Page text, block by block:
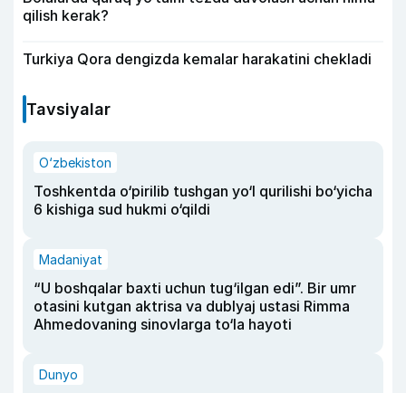
qilish kerak?
Turkiya Qora dengizda kemalar harakatini chekladi
Tavsiyalar
O‘zbekiston
Toshkentda o‘pirilib tushgan yo‘l qurilishi bo‘yicha
6 kishiga sud hukmi o‘qildi
Madaniyat
“U boshqalar baxti uchun tug‘ilgan edi”. Bir umr
otasini kutgan aktrisa va dublyaj ustasi Rimma
Ahmedovaning sinovlarga to‘la hayoti
Dunyo